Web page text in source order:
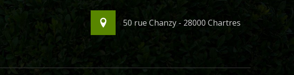
50 rue Chanzy - 28000 Chartres